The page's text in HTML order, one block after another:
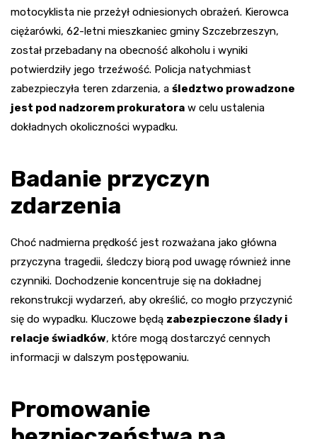
motocyklista nie przeżył odniesionych obrażeń. Kierowca
ciężarówki, 62-letni mieszkaniec gminy Szczebrzeszyn,
został przebadany na obecność alkoholu i wyniki
potwierdziły jego trzeźwość. Policja natychmiast
zabezpieczyła teren zdarzenia, a śledztwo prowadzone
jest pod nadzorem prokuratora w celu ustalenia
dokładnych okoliczności wypadku.
Badanie przyczyn
zdarzenia
Choć nadmierna prędkość jest rozważana jako główna
przyczyna tragedii, śledczy biorą pod uwagę również inne
czynniki. Dochodzenie koncentruje się na dokładnej
rekonstrukcji wydarzeń, aby określić, co mogło przyczynić
się do wypadku. Kluczowe będą zabezpieczone ślady i
relacje świadków, które mogą dostarczyć cennych
informacji w dalszym postępowaniu.
Promowanie